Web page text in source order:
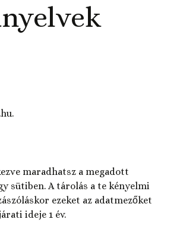
maradhatsz a megadott
sütiben. A tárolás a te kényelmi
ezeket az adatmezőket
ideje 1 év.